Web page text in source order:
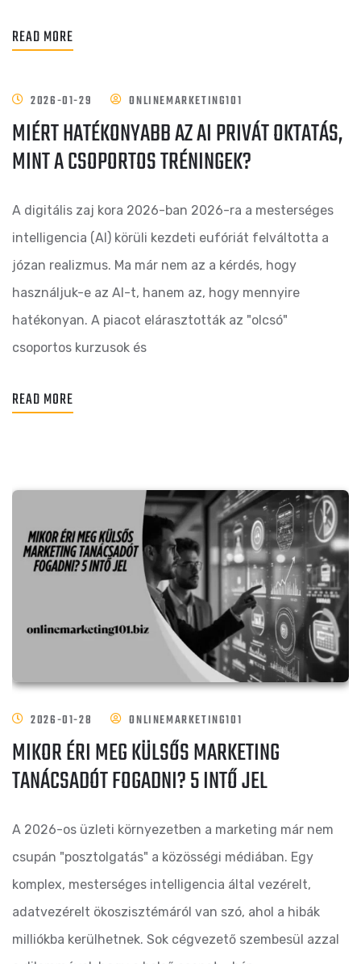
READ MORE
2026-01-29 ONLINEMARKETING101
MIÉRT HATÉKONYABB AZ AI PRIVÁT OKTATÁS,
MINT A CSOPORTOS TRÉNINGEK?
A digitális zaj kora 2026-ban 2026-ra a mesterséges
intelligencia (AI) körüli kezdeti eufóriát felváltotta a
józan realizmus. Ma már nem az a kérdés, hogy
használjuk-e az AI-t, hanem az, hogy mennyire
hatékonyan. A piacot elárasztották az "olcsó"
csoportos kurzusok és
READ MORE
2026-01-28 ONLINEMARKETING101
MIKOR ÉRI MEG KÜLSŐS MARKETING
TANÁCSADÓT FOGADNI? 5 INTŐ JEL
A 2026-os üzleti környezetben a marketing már nem
csupán "posztolgatás" a közösségi médiában. Egy
komplex, mesterséges intelligencia által vezérelt,
adatvezérelt ökoszisztémáról van szó, ahol a hibák
milliókba kerülhetnek. Sok cégvezető szembesül azzal